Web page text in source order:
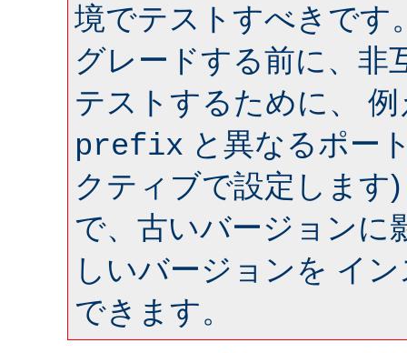
境でテストすべきです
グレードする前に、非
テストするために、
prefix と異なるポー
クティブで設定します
で、古いバージョンに
しいバージョンを イ
できます。